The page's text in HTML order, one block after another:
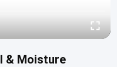
& Moisture